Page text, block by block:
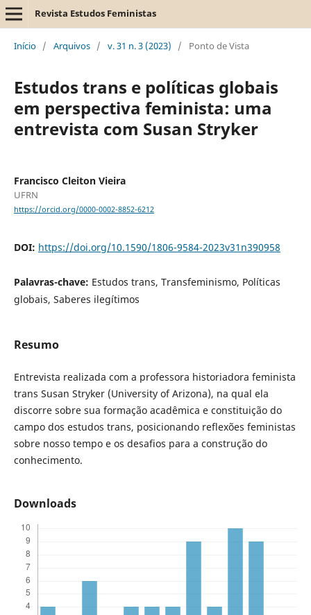
Revista Estudos Feministas
Início / Arquivos / v. 31 n. 3 (2023) / Ponto de Vista
Estudos trans e políticas globais
em perspectiva feminista: uma
entrevista com Susan Stryker
Francisco Cleiton Vieira
UFRN
https://orcid.org/0000-0002-8852-6212
DOI: https://doi.org/10.1590/1806-9584-2023v31n390958
Palavras-chave: Estudos trans, Transfeminismo, Políticas
globais, Saberes ilegítimos
Resumo
Entrevista realizada com a professora historiadora feminista
trans Susan Stryker (University of Arizona), na qual ela
discorre sobre sua formação acadêmica e constituição do
campo dos estudos trans, posicionando reflexões feministas
sobre nosso tempo e os desafios para a construção do
conhecimento.
Downloads